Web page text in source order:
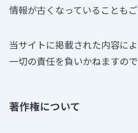
情報が古くなっていることもご
当サイトに掲載された内容に
一切の責任を負いかねますの
著作権について